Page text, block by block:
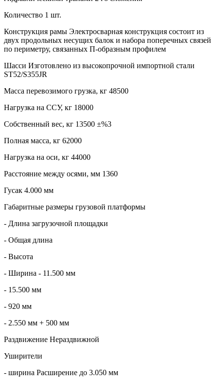
Количество 1 шт.
Конструкция рамы Электросварная конструкция состоит из
двух продольных несущих балок и набора поперечных связей
по периметру, связанных П-образным профилем
Шасси Изготовлено из высокопрочной импортной стали
ST52/S355JR
Масса перевозимого грузка, кг 48500
Нагрузка на ССУ, кг 18000
Собственный вес, кг 13500 ±%3
Полная масса, кг 62000
Нагрузка на оси, кг 44000
Расстояние между осями, мм 1360
Гусак 4.000 мм
Габаритные размеры грузовой платформы
- Длина загрузочной площадки
- Общая длина
- Высота
- Ширина - 11.500 мм
- 15.500 мм
- 920 мм
- 2.550 мм + 500 мм
Раздвижение Нераздвижной
Уширители
- ширина Расширение до 3.050 мм